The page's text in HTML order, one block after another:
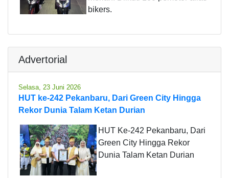
bikers.
Advertorial
Selasa, 23 Juni 2026
HUT ke-242 Pekanbaru, Dari Green City Hingga
Rekor Dunia Talam Ketan Durian
HUT Ke-242 Pekanbaru, Dari
Green City Hingga Rekor
Dunia Talam Ketan Durian